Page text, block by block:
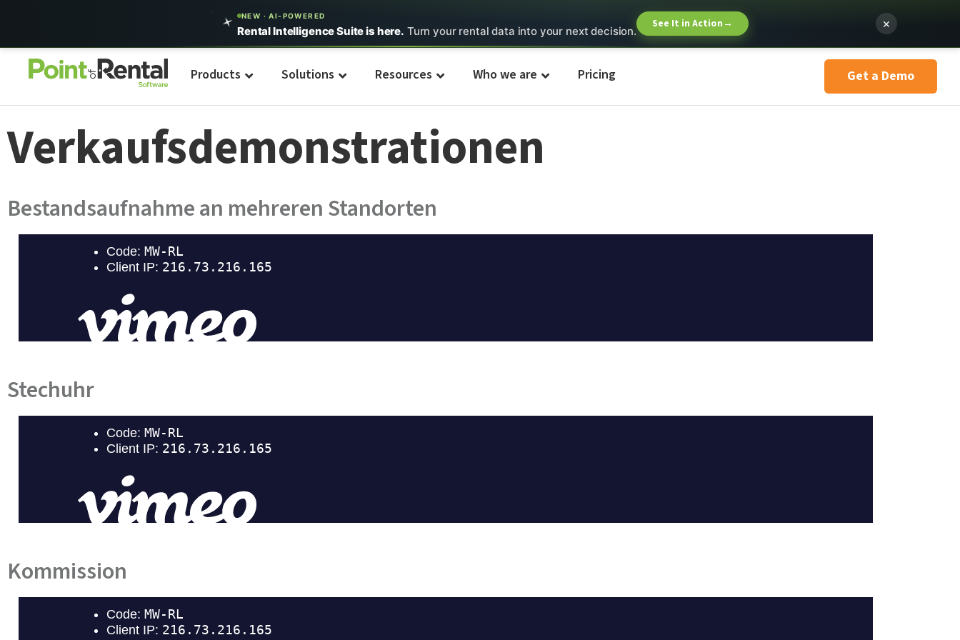
NEW · AI-POWERED
Rental Intelligence Suite is here. Turn your rental data into your next decision.
See It in Action→ ×
Products Solutions Resources Who we are Pricing Get a Demo
Verkaufsdemonstrationen
Bestandsaufnahme an mehreren Standorten
Stechuhr
Kommission​